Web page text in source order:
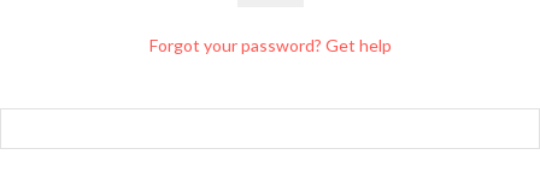
Forgot your password? Get help